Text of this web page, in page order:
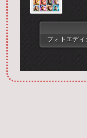
フォトエディ